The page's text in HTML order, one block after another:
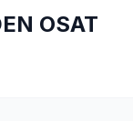
OSAT